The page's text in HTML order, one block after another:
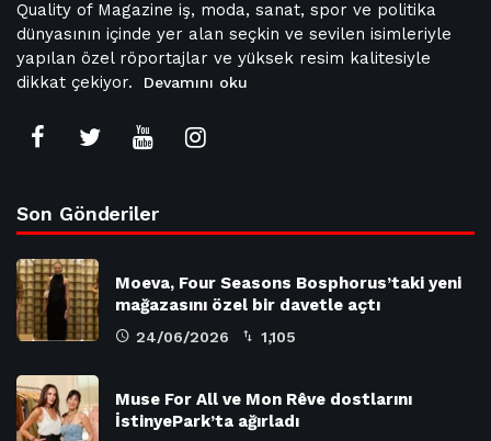
Quality of Magazine iş, moda, sanat, spor ve politika
dünyasının içinde yer alan seçkin ve sevilen isimleriyle
yapılan özel röportajlar ve yüksek resim kalitesiyle
dikkat çekiyor.
Devamını oku
Son Gönderiler
Moeva, Four Seasons Bosphorus’taki yeni
mağazasını özel bir davetle açtı
24/06/2026 1,105
Muse For All ve Mon Rêve dostlarını
İstinyePark’ta ağırladı